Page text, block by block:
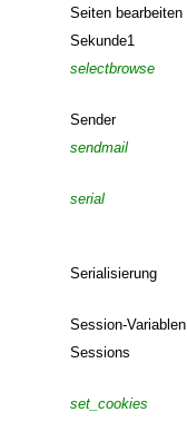
Seiten bearbeiten
Sekunde1
selectbrowse
Sender
sendmail
serial
Serialisierung
Session-Variablen
Sessions
set_cookies